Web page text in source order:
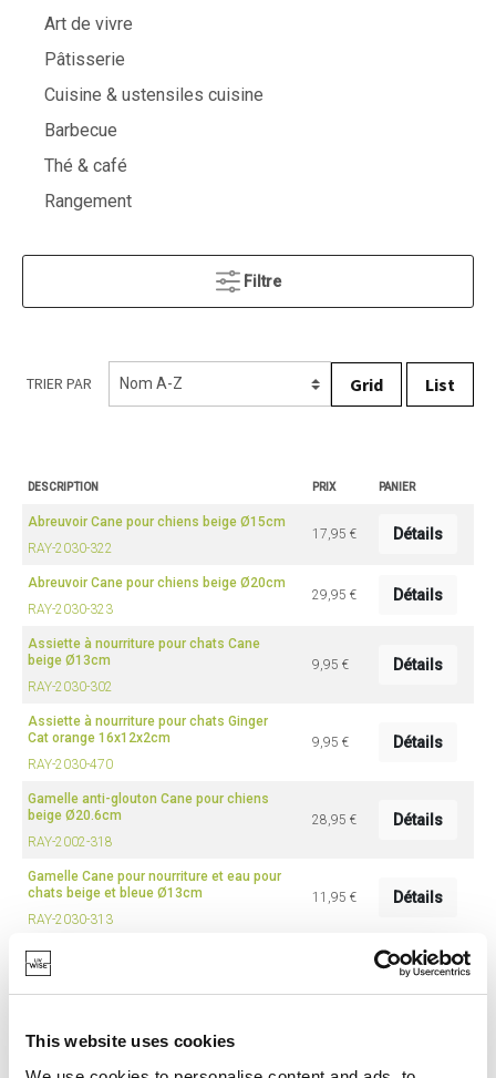
This website uses cookies
Art de vivre
Pâtisserie
Cuisine & ustensiles cuisine
Barbecue
Thé & café
Rangement
Filtre
TRIER PAR Grid List
DESCRIPTION PRIX PANIER
Abreuvoir Cane pour chiens beige Ø15cm
RAY-2030-322
17,95 € Détails
Abreuvoir Cane pour chiens beige Ø20cm
RAY-2030-323
29,95 € Détails
Assiette à nourriture pour chats Cane
beige Ø13cm
RAY-2030-302
9,95 € Détails
Assiette à nourriture pour chats Ginger
Cat orange 16x12x2cm
RAY-2030-470
9,95 € Détails
Gamelle anti-glouton Cane pour chiens
beige Ø20.6cm
RAY-2002-318
28,95 € Détails
Gamelle Cane pour nourriture et eau pour
chats beige et bleue Ø13cm
RAY-2030-313
11,95 € Détails
Gamelle Cane pour nourriture et eau pour
chats beige Ø13cm
RAY-2030-303
Détails
Gamelle Cane pour nourriture et eau pour
chiens beige et bleue Ø18cm
RAY-2030-316